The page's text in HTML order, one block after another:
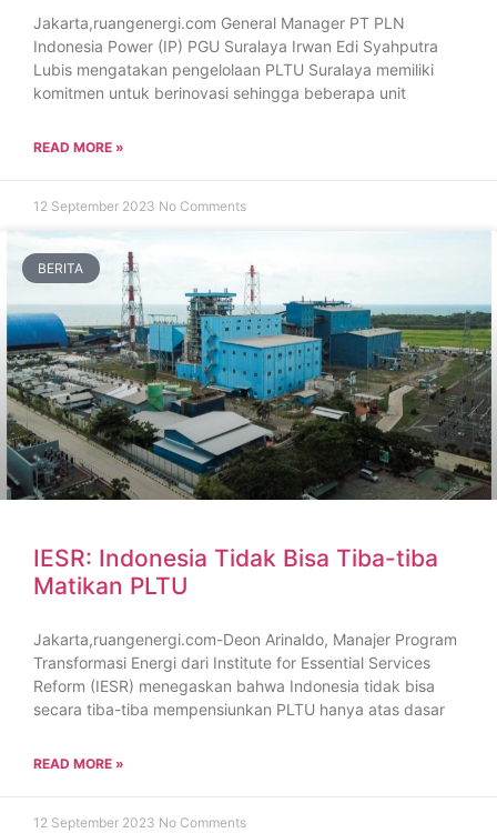
Jakarta,ruangenergi.com General Manager PT PLN
Indonesia Power (IP) PGU Suralaya Irwan Edi Syahputra
Lubis mengatakan pengelolaan PLTU Suralaya memiliki
komitmen untuk berinovasi sehingga beberapa unit
READ MORE »
12 September 2023 No Comments
BERITA
IESR: Indonesia Tidak Bisa Tiba-tiba
Matikan PLTU
Jakarta,ruangenergi.com-Deon Arinaldo, Manajer Program
Transformasi Energi dari Institute for Essential Services
Reform (IESR) menegaskan bahwa Indonesia tidak bisa
secara tiba-tiba mempensiunkan PLTU hanya atas dasar
READ MORE »
12 September 2023 No Comments